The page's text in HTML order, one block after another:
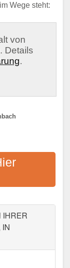
Wege steht:
von
Details
.
9, 73430
IHRER